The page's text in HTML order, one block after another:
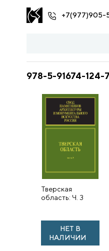
+7(977)905-
978-5-91674-124-7
Тверская
область: Ч. 3
НЕТ В
НАЛИЧИИ